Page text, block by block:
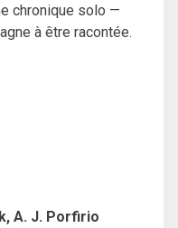
chronique solo —
à être racontée.
, A. J. Porfirio